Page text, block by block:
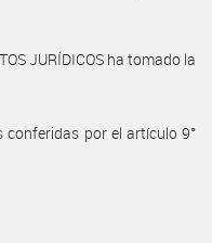
JURÍDICOS ha tomado la
conferidas por el artículo 9°